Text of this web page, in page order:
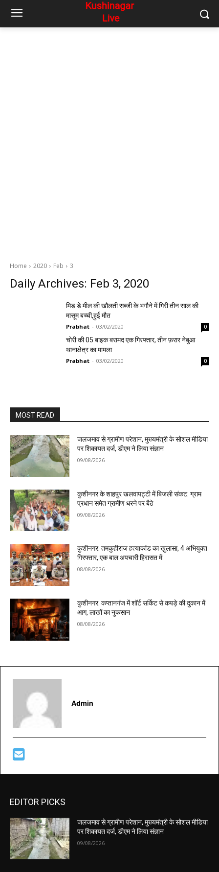
Home 2020 Feb 3
Daily Archives: Feb 3, 2020
मिड डे मील की खौलती सब्जी के भगौने में गिरी तीन साल की
मासूम बच्ची,हुई मौत
Prabhat - 03/02/2020 0
चोरी की 05 बाइक बरामद एक गिरफ्तार, तीन फ़रार नेबुआ
थानाक्षेत्र का मामला
Prabhat - 03/02/2020 0
MOST READ
जलजमाव से ग्रामीण परेशान, मुख्यमंत्री के सोशल मीडिया
पर शिकायत दर्ज, डीएम ने लिया संज्ञान
09/08/2026
कुशीनगर के शाहपुर खलवापट्टी में बिजली संकट: ग्राम
प्रधान समेत ग्रामीण धरने पर बैठे
09/08/2026
कुशीनगर: तमकुहीराज हत्याकांड का खुलासा, 4 अभियुक्त
गिरफ्तार, एक बाल अपचारी हिरासत में
08/08/2026
कुशीनगर: कप्तानगंज में शॉर्ट सर्किट से कपड़े की दुकान में
आग, लाखों का नुकसान
08/08/2026
Admin
EDITOR PICKS
जलजमाव से ग्रामीण परेशान, मुख्यमंत्री के सोशल मीडिया
पर शिकायत दर्ज, डीएम ने लिया संज्ञान
09/08/2026